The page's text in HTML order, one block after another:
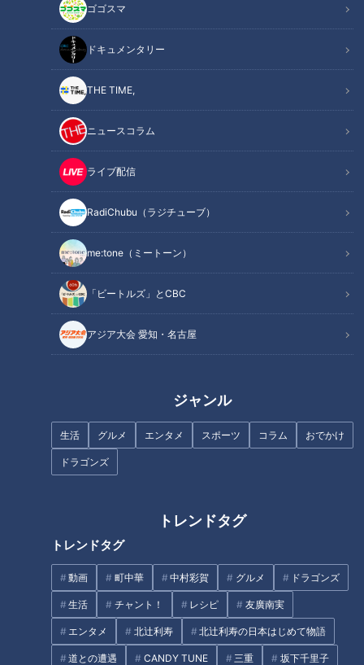
ゴゴスマ
ドキュメンタリー
THE TIME,
ニュースコラム
ライブ配信
RadiChubu（ラジチューブ）
me:tone（ミートーン）
「ビートルズ」とCBC
アジア大会 愛知・名古屋
ジャンル
生活 グルメ エンタメ スポーツ コラム おでかけ
ドラゴンズ
トレンドタグ
トレンドタグ
動画 町中華 中村彩賀 グルメ ドラゴンズ
生活 チャント！ レシピ 友廣南実
エンタメ 北辻利寿 北辻利寿の日本はじめて物語
道との遭遇 CANDY TUNE 三重 坂下千里子
航空便にも欠航の動き
日本の苦しい立ち位置
どちらにも寄れない板挟み
オススメ関連コンテンツ
各紙一面トップの衝撃
この日の新聞各紙は一面でハメネイ師死亡のニュースを大きく
報じています。
アメリカのドナルド・トランプ大統領が自身のSNSで死亡を明
らかにし、国営のイラン通信もこれを報道。約37年にわたり
宗教指導者として体制の頂点に立ち続けたハメネイ師の死亡が
確認されました。
イラン国内では28日夜の時点で200人以上が死亡し、アメリカ
軍も3人が死亡、5人が重傷を負いました。ハメネイ師は先月
的確すぎた情報収集
今回の攻撃について、アメリカのCIAは当初夜間の奇襲を計画
していましたが、新たな情報をつかみ、早朝の攻撃に切り替え
たことが明らかになっています。